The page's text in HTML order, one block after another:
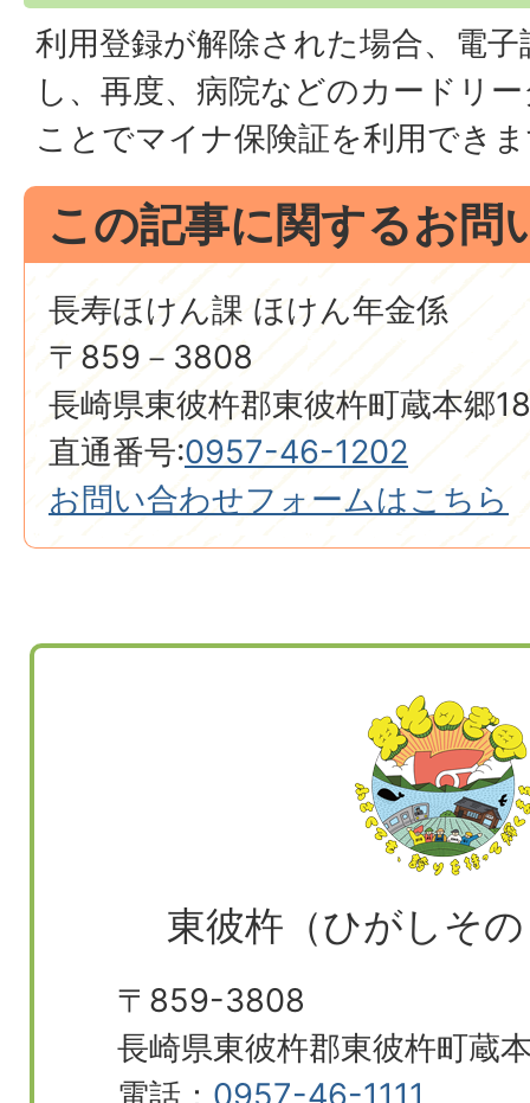
利用登録が解除された場合、電
し、再度、病院などのカードリ
ことでマイナ保険証を利用でき
この記事に関するお問
長寿ほけん課 ほけん年金係
〒859－3808
長崎県東彼杵郡東彼杵町蔵本郷
直通番号:0957-46-1202
お問い合わせフォームはこちら
東彼杵（ひがしそ
〒859-3808
長崎県東彼杵郡東彼杵町蔵